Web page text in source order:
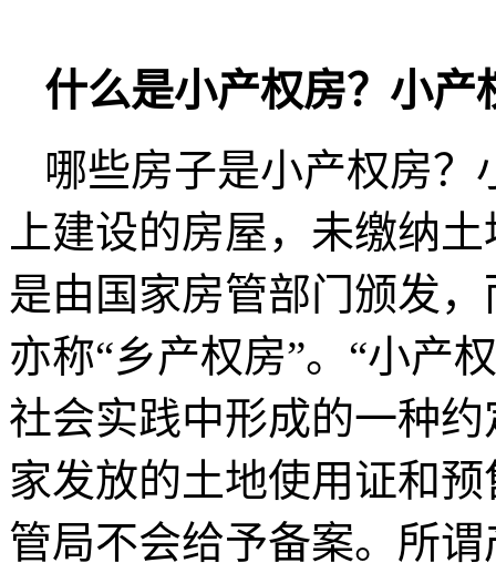
什么是小产权房？小产
哪些房子是小产权房
上建设的房屋，未缴纳
是由国家房管部门颁发
亦称“乡产权房”。“小产
社会实践中形成的一种
家发放的土地使用证和
管局不会给予备案。所